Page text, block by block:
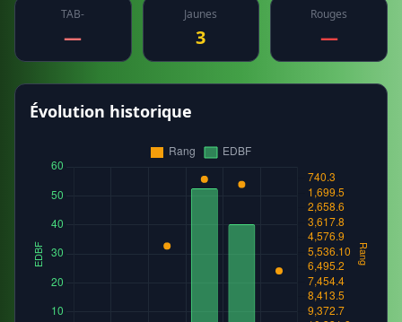
TAB-
—
Jaunes
3
Rouges
—
Évolution historique